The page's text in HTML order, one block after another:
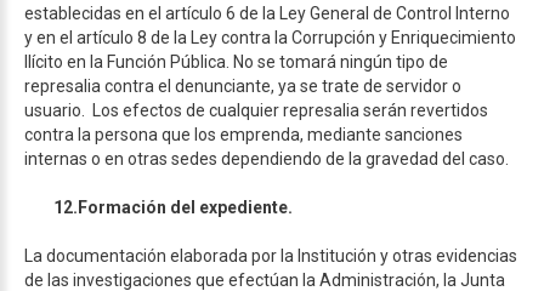
establecidas en el artículo 6 de la Ley General de Control Interno
y en el artículo 8 de la Ley contra la Corrupción y Enriquecimiento
Ilícito en la Función Pública. No se tomará ningún tipo de
represalia contra el denunciante, ya se trate de servidor o
usuario. Los efectos de cualquier represalia serán revertidos
contra la persona que los emprenda, mediante sanciones
internas o en otras sedes dependiendo de la gravedad del caso.
12.Formación del expediente.
La documentación elaborada por la Institución y otras evidencias
de las investigaciones que efectúan la Administración, la Junta